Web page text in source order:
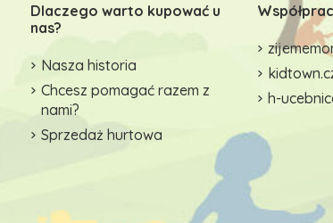
Dlaczego warto kupować u
nas?
Nasza historia
Chcesz pomagać razem z
nami?
Sprzedaż hurtowa
h-